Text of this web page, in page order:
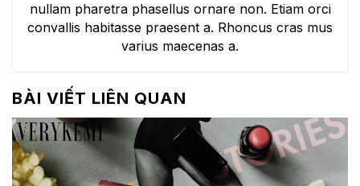
nullam pharetra phasellus ornare non. Etiam orci
convallis habitasse praesent a. Rhoncus cras mus
varius maecenas a.
BÀI VIẾT LIÊN QUAN